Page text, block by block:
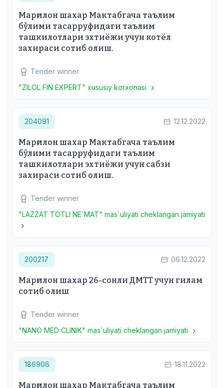
Марғилон шахар Мактабгача таълим
бўлими тасарруфидаги таълим
ташкилотлари эхтиёжи учун котёл
захираси сотиб олиш.
Tender winner
"ZILOL FIN EXPERT" xususiy korxonasi
204091 12.12.2022
Марғилон шахар Мактабгача таълим
бўлими тасарруфидаги таълим
ташкилотлари эхтиёжи учун сабзи
захираси сотиб олиш.
Tender winner
"LAZZAT TOTLI NE`MAT" mas`uliyati cheklangan jamiyati
200217 06.12.2022
Марғилон шахар 26-сонли ДМТТ учун гилам
сотиб олиш
Tender winner
"NANO MED CLINIK" mas`uliyati cheklangan jamiyati
186906 18.11.2022
Марғилон шахар Мактабгача таълим